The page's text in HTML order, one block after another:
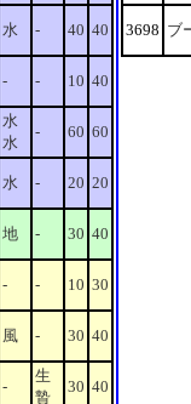
水 - 40 40
- - 10 40
水
水
- 60 60
水 - 20 20
地 - 30 40
- - 10 30
風 - 30 40
-
生
贄
30 40
3698 ブ